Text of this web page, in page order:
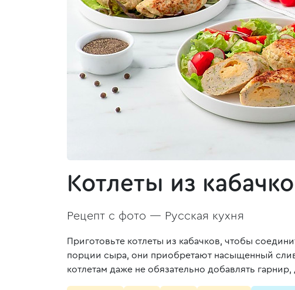
Котлеты из
Рецепт с фото — Русская кухня
Приготовьте котлеты из кабачков, чтобы
порции сыра, они приобретают насыщенный
котлетам даже не обязательно добавлять